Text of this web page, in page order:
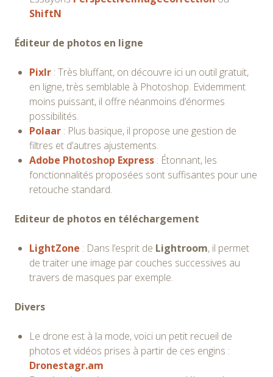
ShiftN
Éditeur de photos en ligne
Pixlr : Très bluffant, on découvre ici un outil gratuit,
en ligne, très semblable à Photoshop. Evidemment
moins puissant, il offre néanmoins d’énormes
possibilités.
Polaar : Plus basique, il propose une gestion de
filtres et d’autres ajustements.
Adobe Photoshop Express : Étonnant, les
fonctionnalités proposées sont suffisantes pour une
retouche standard.
Editeur de photos en téléchargement
LightZone : Dans l’esprit de Lightroom, il permet
de traiter une image par couches successives au
travers de masques par exemple.
Divers
Le drone est à la mode, voici un petit recueil de
photos et vidéos prises à partir de ces engins :
Dronestagr.am